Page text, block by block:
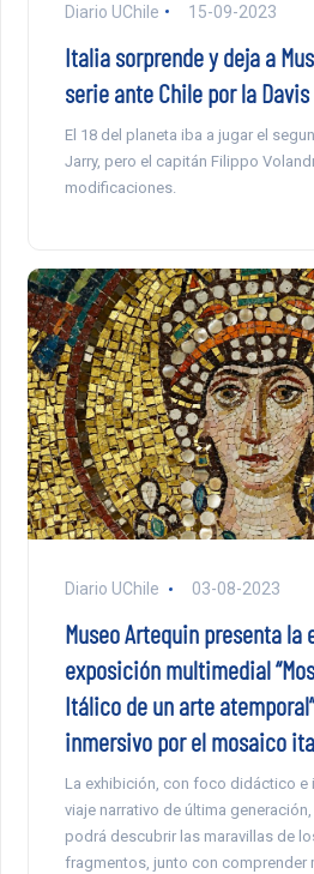
Diario UChile 15-09-2023
Italia sorprende y deja a
serie ante Chile por la Davis
El 18 del planeta iba a jugar el
Jarry, pero el capitán Filippo
modificaciones.
Diario UChile 03-08-2023
Museo Artequin presenta la
exposición multimedial
Itálico de un arte
inmersivo por el mosaico
La exhibición, con foco didáctico e
viaje narrativo de última
podrá descubrir las maravillas de
fragmentos, junto con comprender